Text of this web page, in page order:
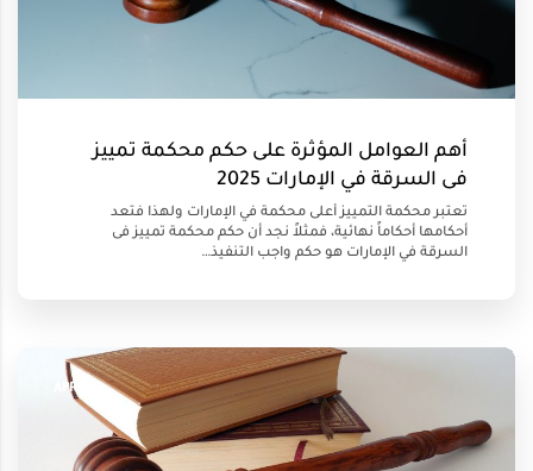
أهم العوامل المؤثرة على حكم محكمة تمييز
فى السرقة في الإمارات 2025
تعتبر محكمة التمييز أعلى محكمة في الإمارات ولهذا فتعد
أحكامها أحكاماً نهائية، فمثلاً نجد أن حكم محكمة تمييز فى
السرقة في الإمارات هو حكم واجب التنفيذ…